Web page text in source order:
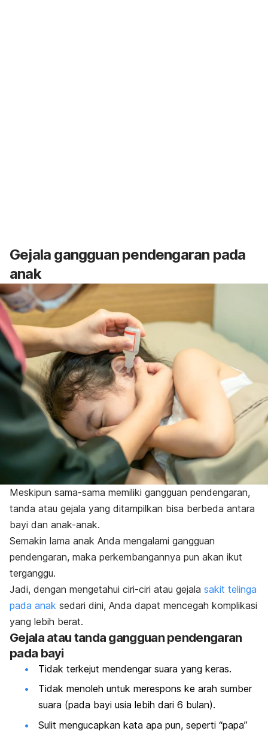
Gejala gangguan pendengaran pada
anak
Meskipun sama-sama memiliki gangguan pendengaran,
tanda atau gejala yang ditampilkan bisa berbeda antara
bayi dan anak-anak.
Semakin lama anak Anda mengalami gangguan
pendengaran, maka perkembangannya pun akan ikut
terganggu.
Jadi, dengan mengetahui ciri-ciri atau gejala sakit telinga
pada anak sedari dini, Anda dapat mencegah komplikasi
yang lebih berat.
Gejala atau tanda gangguan pendengaran
pada bayi
Tidak terkejut mendengar suara yang keras.
Tidak menoleh untuk merespons ke arah sumber
suara (pada bayi usia lebih dari 6 bulan).
Sulit mengucapkan kata apa pun, seperti “papa”